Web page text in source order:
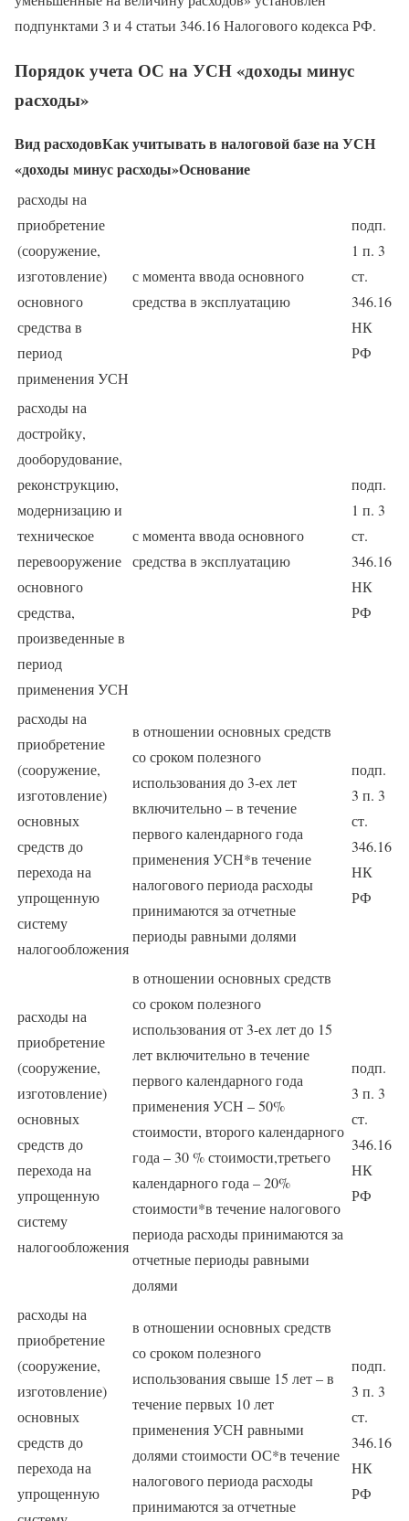
подпунктами 3 и 4 статьи 346.16 Налогового кодекса РФ.
Порядок учета ОС на УСН «доходы минус
расходы»
Вид расходовКак учитывать в налоговой базе на УСН
«доходы минус расходы»Основание
расходы на
приобретение
(сооружение,
изготовление)
основного
средства в
период
применения УСН
с момента ввода основного
средства в эксплуатацию
подп.
1 п. 3
ст.
346.16
НК
РФ
расходы на
достройку,
дооборудование,
реконструкцию,
модернизацию и
техническое
перевооружение
основного
средства,
произведенные в
период
применения УСН
с момента ввода основного
средства в эксплуатацию
подп.
1 п. 3
ст.
346.16
НК
РФ
расходы на
приобретение
(сооружение,
изготовление)
основных
средств до
перехода на
упрощенную
систему
налогообложения
в отношении основных средств
со сроком полезного
использования до 3-ех лет
включительно – в течение
первого календарного года
применения УСН*в течение
налогового периода расходы
принимаются за отчетные
периоды равными долями
подп.
3 п. 3
ст.
346.16
НК
РФ
расходы на
приобретение
(сооружение,
изготовление)
основных
средств до
перехода на
упрощенную
систему
налогообложения
в отношении основных средств
со сроком полезного
использования от 3-ех лет до 15
лет включительно в течение
первого календарного года
применения УСН – 50%
стоимости, второго календарного
года – 30 % стоимости,третьего
календарного года – 20%
стоимости*в течение налогового
периода расходы принимаются за
отчетные периоды равными
долями
подп.
3 п. 3
ст.
346.16
НК
РФ
расходы на
приобретение
(сооружение,
изготовление)
основных
средств до
перехода на
упрощенную
в отношении основных средств
со сроком полезного
использования свыше 15 лет – в
течение первых 10 лет
применения УСН равными
долями стоимости ОС*в течение
налогового периода расходы
принимаются за отчетные
подп.
3 п. 3
ст.
346.16
НК
РФ